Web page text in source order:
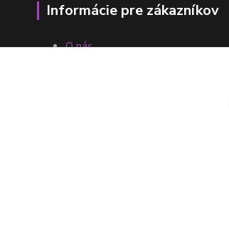
Informácie pre zákazníkov
O nás